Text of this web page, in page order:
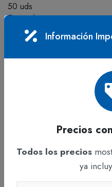
50 uds
En stock
$1.269
IVA incluido
ADICIONAR
Información
Precios
Todos los precios
ya